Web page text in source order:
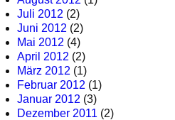
Juli 2012 (2)
Juni 2012 (2)
Mai 2012 (4)
April 2012 (2)
März 2012 (1)
Februar 2012 (1)
Januar 2012 (3)
Dezember 2011 (2)